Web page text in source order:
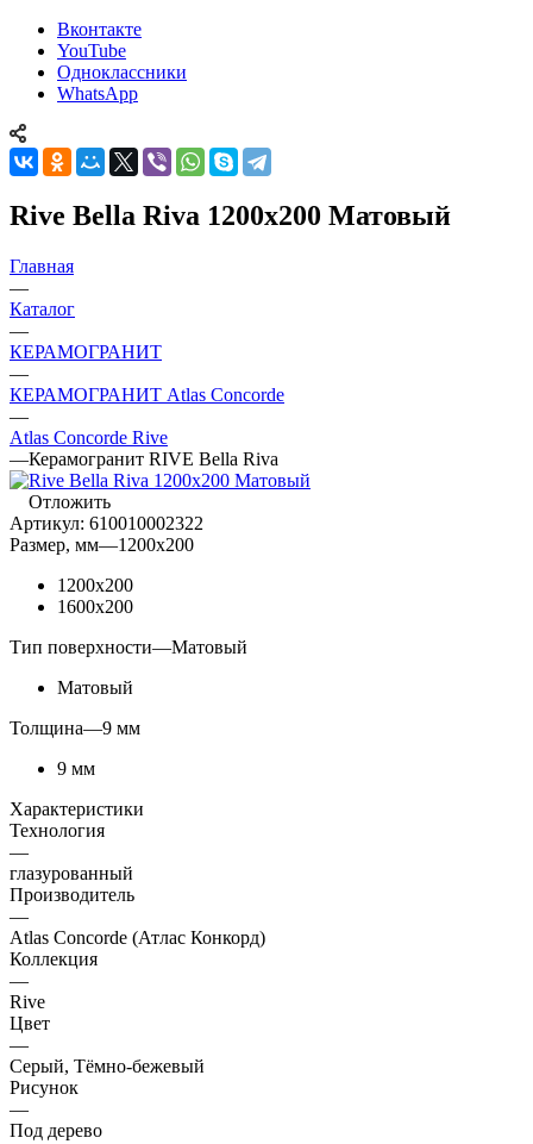
Вконтакте
YouTube
Одноклассники
WhatsApp
Rive Bella Riva 1200x200 Матовый
Главная
—
Каталог
—
КЕРАМОГРАНИТ
—
КЕРАМОГРАНИТ Atlas Concorde
—
Atlas Concorde Rive
—Керамогранит RIVE Bella Riva
Отложить
Артикул: 610010002322
Размер, мм—1200x200
1200x200
1600x200
Тип поверхности—Матовый
Матовый
Толщина—9 мм
9 мм
Характеристики
Технология
—
глазурованный
Производитель
—
Atlas Concorde (Атлас Конкорд)
Коллекция
—
Rive
Цвет
—
Серый, Тёмно-бежевый
Рисунок
—
Под дерево